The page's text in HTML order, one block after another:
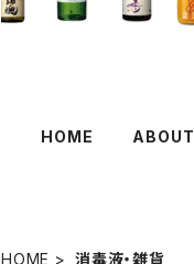
HOME ABOUT
HOME 消毒液・雑貨